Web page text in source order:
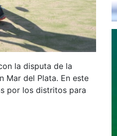
la disputa de la
Mar del Plata. En este
por los distritos para